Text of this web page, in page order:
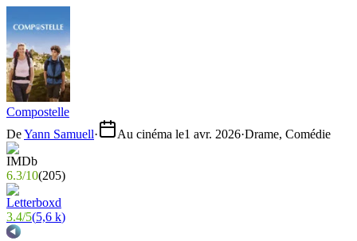
Compostelle
DeYann Samuell· Au cinéma le1 avr. 2026·Drame, Comédie
6.3/10(205)
3.4/5(5,6 k)